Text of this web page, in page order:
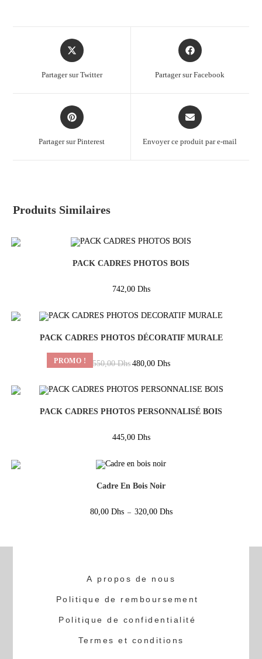
Partager sur Twitter Partager sur Facebook
Partager sur Pinterest Envoyer ce produit par e-mail
Produits Similaires
PACK CADRES PHOTOS BOIS
742,00 Dhs
PROMO !
PACK CADRES PHOTOS DÉCORATIF MURALE
550,00Dhs 480,00 Dhs
PACK CADRES PHOTOS PERSONNALISÉ BOIS
445,00 Dhs
Cadre En Bois Noir
80,00 Dhs – 320,00 Dhs
A propos de nous
Politique de remboursement
Politique de confidentialité
Termes et conditions